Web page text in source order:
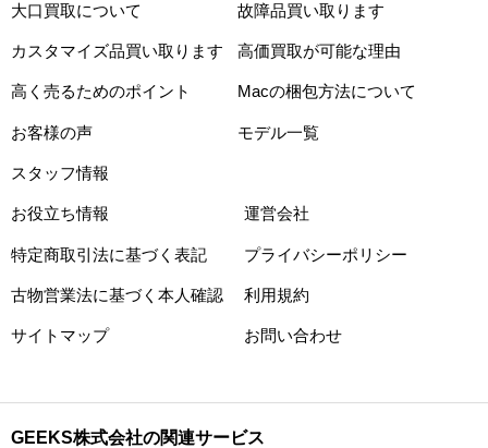
大口買取について 故障品買い取ります
カスタマイズ品買い取ります 高価買取が可能な理由
高く売るためのポイント Macの梱包方法について
お客様の声 モデル一覧
スタッフ情報
お役立ち情報 運営会社
特定商取引法に基づく表記 プライバシーポリシー
古物営業法に基づく本人確認 利用規約
サイトマップ お問い合わせ
GEEKS株式会社の関連サービス